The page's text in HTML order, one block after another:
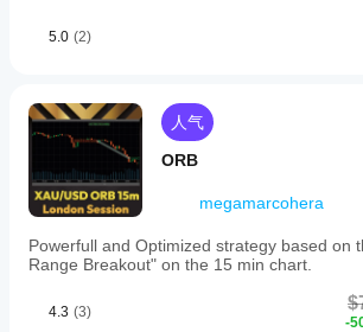
5.0 (2)
人气
ORB
megamarcohera
Powerfull and Optimized strategy based on
Range Breakout" on the 15 min chart.
4.3 (3)
-